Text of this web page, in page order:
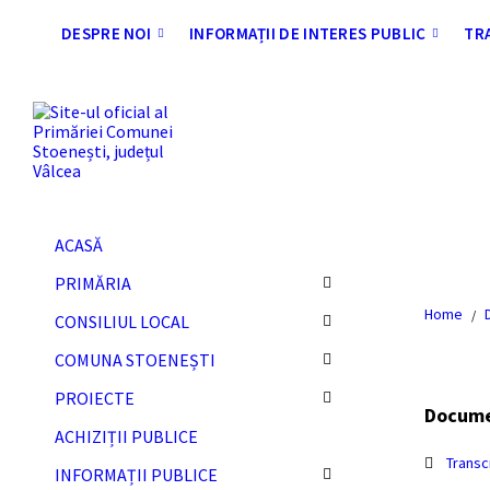
DESPRE NOI INFORMAȚII DE INTERES PUBLIC
Home /
ACASĂ
PRIMĂRIA
CONSILIUL LOCAL
COMUNA STOENEȘTI
PROIECTE
ACHIZIȚII PUBLICE
INFORMAȚII PUBLICE